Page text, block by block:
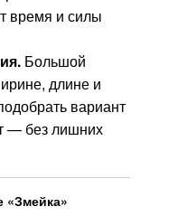
время и силы
Большой
длине и
вариант
— без лишних
«Змейка»